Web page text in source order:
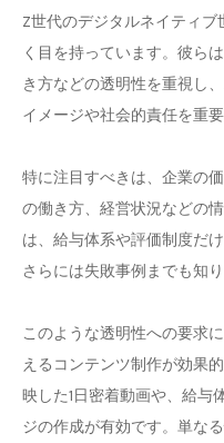
Z世代のデジタルネイティ
く目を持っています。彼ら
き方などの透明性を重視し
イメージや社会的責任を重
特に注目すべきは、企業の
の働き方、経営状況などの
は、給与体系や評価制度だ
さらには失敗事例までも知
このような透明性への要求
えるコンテンツ制作が効果
映した1日密着動画や、給与
ジの作成が有効です。単な